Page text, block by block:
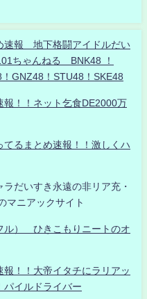
速報 地下格闘アイドルだい
ちゃんねる BNK48 ！
GNZ48！STU48！SKE48
報！！ネット乞食DE2000万
てるまとめ速報！！激しくハ
だいすき永遠の非リア充・
マニアックサイト
ル） ひきこもりニートのオ
！！大帝イタチにラリアッ
パイルドライバー